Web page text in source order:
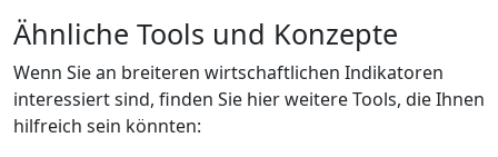
Ähnliche Tools und Konzepte
Wenn Sie an breiteren wirtschaftlichen Indikatoren
interessiert sind, finden Sie hier weitere Tools, die Ihnen
hilfreich sein könnten: